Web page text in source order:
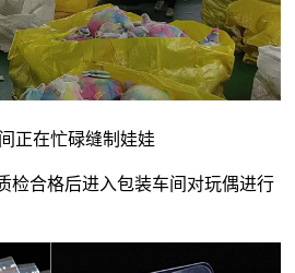
正在忙碌缝制娃娃
检合格后进入包装车间对玩偶进行